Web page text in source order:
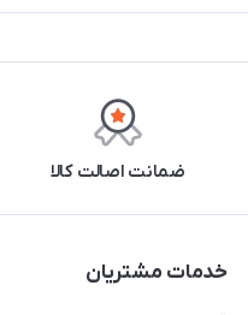
ضمانت اصالت کالا
خدمات مشتریان